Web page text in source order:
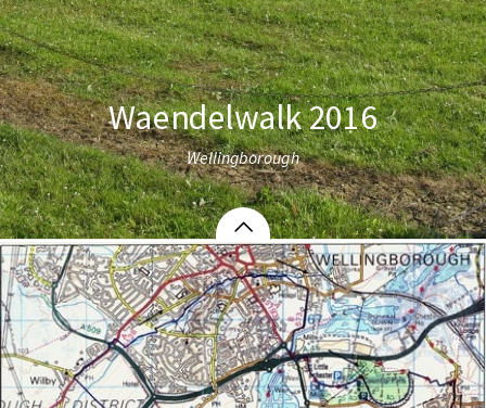
Waendelwalk 2016
Wellingborough